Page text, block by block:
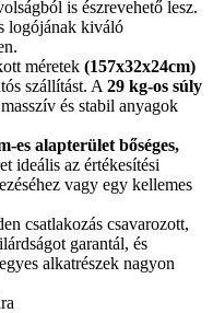
is észrevehető lesz.
logójának kiváló
méretek (157x32x24cm)
szállítást. A 29 kg-os súly
és stabil anyagok
es alapterület bőséges,
ideális az értékesítési
vagy egy kellemes
csatlakozás csavarozott,
garantál, és
alkatrészek nagyon